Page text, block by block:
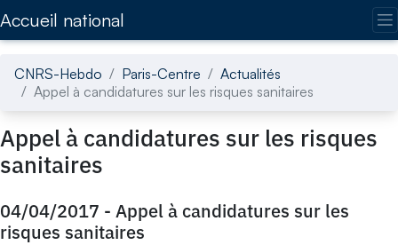
Accueil national
CNRS-Hebdo Paris-Centre
Actualités
Appel à candidatures sur les risques sanitaires
Appel à candidatures sur les risques
sanitaires
04/04/2017 - Appel à candidatures sur les
risques sanitaires